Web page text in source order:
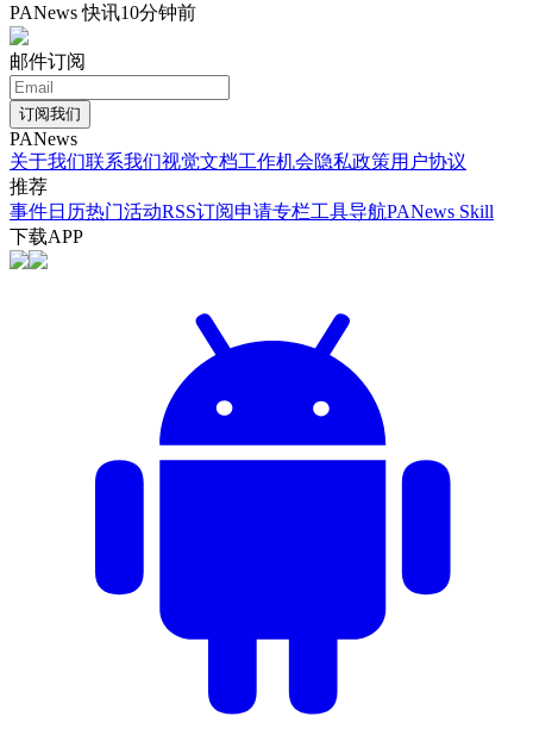
PANews 快讯10分钟前
邮件订阅
订阅我们
PANews
关于我们联系我们视觉文档工作机会隐私政策用户协议
推荐
事件日历热门活动RSS订阅申请专栏工具导航PANews Skill
下载APP